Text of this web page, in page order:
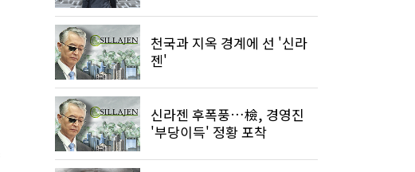
천국과 지옥 경계에 선 '신라
젠'
신라젠 후폭풍…檢, 경영진
'부당이득' 정황 포착